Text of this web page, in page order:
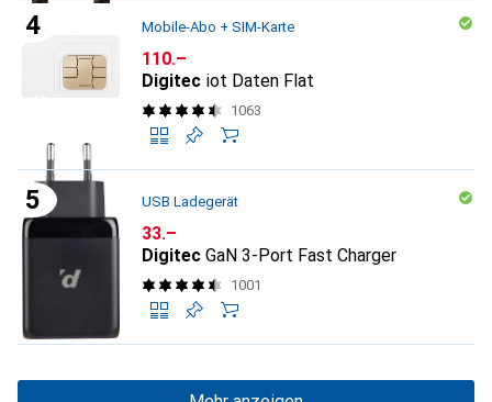
Mobile-Abo + SIM-Karte
CHF
110.–
Digitec iot Daten Flat
1063
USB Ladegerät
CHF
33.–
Digitec GaN 3-Port Fast Charger
1001